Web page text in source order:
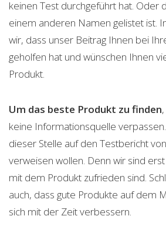
keinen Test durchgeführt hat. Oder
einem anderen Namen gelistet ist.
wir, dass unser Beitrag Ihnen bei
geholfen hat und wünschen Ihnen
Produkt.
Um das beste Produkt zu finden
keine Informationsquelle
dieser Stelle auf den Testbericht
verweisen wollen. Denn wir sind
mit dem Produkt zufrieden sind.
auch, dass gute Produkte auf dem
sich mit der Zeit verbessern.